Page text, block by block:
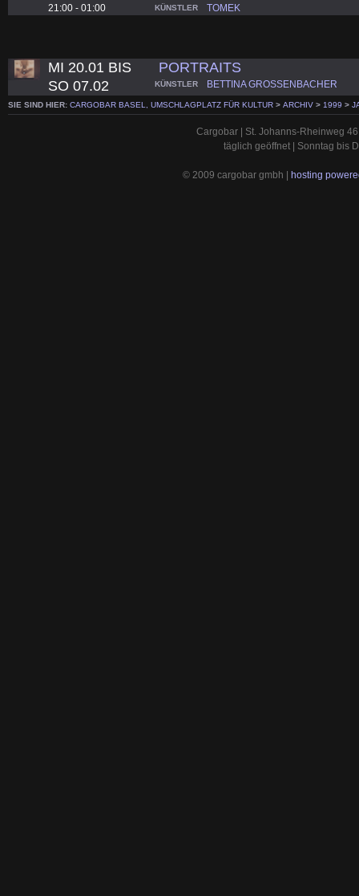
21:00 - 01:00 KÜNSTLER TOMEK
MI 20.01 BIS
SO 07.02
PORTRAITS
KÜNSTLER BETTINA GROSSENBACHER
SIE SIND HIER: CARGOBAR BASEL, UMSCHLAGPLATZ FÜR KULTUR > ARCHIV > 1999 >
Cargobar | St. Johanns-Rheinweg
täglich geöffnet | Sonntag bis
© 2009 cargobar gmbh | hosting